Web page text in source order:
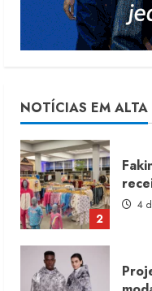
NOTÍCIAS EM ALTA
5
1
5
2
4